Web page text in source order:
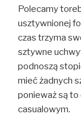
Polecamy
usztywnionej
czas trzyma
sztywne
podnoszą
mieć żadnych
ponieważ są
casualowym.